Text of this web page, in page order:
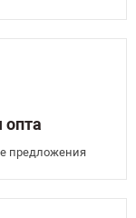
опта
предложения